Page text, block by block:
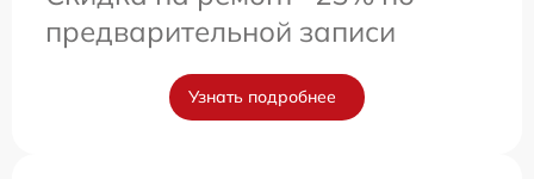
предварительной записи
Узнать подробнее